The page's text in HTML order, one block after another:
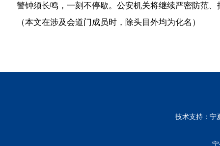
警钟须长鸣，一刻不停歇。公安机关将继续严密防范、
（本文在涉及会道门成员时，除头目外均为化名）
技术支持：宁
宁